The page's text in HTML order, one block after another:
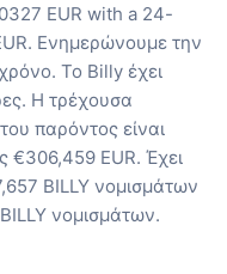
EUR with a 24-
Ενημερώνουμε την
Το Billy έχει
Η τρέχουσα
παρόντος είναι
€306,459 EUR. Έχει
BILLY νομισμάτων
νομισμάτων.